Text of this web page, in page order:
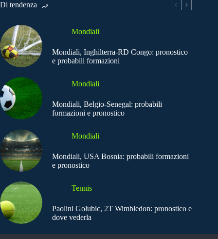
Di tendenza
Mondiali
Mondiali, Inghilterra-RD Congo: pronostico
e probabili formazioni
Mondiali
Mondiali, Belgio-Senegal: probabili
formazioni e pronostico
Mondiali
Mondiali, USA Bosnia: probabili formazioni
e pronostico
Tennis
Paolini Golubic, 2T Wimbledon: pronostico e
dove vederla